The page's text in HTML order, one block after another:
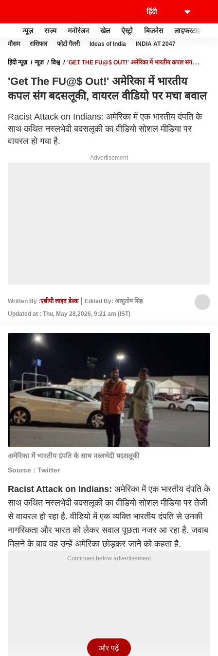
न्यूज़ राज्य मनोरंजन खेल ऐस्ट्रो बिजनेस लाइफस्टाइल
मौसम राशिफल फोटो गैलरी Ideas of India INDIA AT 2047
हिंदी न्यूज़ न्यूज़ विश्व
'GET THE FU@$ OUT!' अमेरिका में भारतीय कपल संग
'Get The FU@$ Out!' अमेरिका में भारतीय
कपल संग बदसलूकी, वायरल वीडियो पर मचा बवाल
Racist Attack on Indians: अमेरिका में एक भारतीय दंपति के
साथ कथित नस्लभेदी बदसलूकी का वीडियो सोशल मीडिया पर
वायरल हो गया है.
Advertisement
Written By :एबीपी लाइव डेस्क
Edited By: आशुतोष सिंह
Updated at : Thu, May 28,2026, 9:21 am (IST)
अमेरिका में भारतीय दंपति के साथ नस्लभेदी बदसलूकी
Source : Twitter
Racist Attack on Indians: अमेरिका में एक भारतीय दंपति के
साथ कथित नस्लभेदी बदसलूकी का वीडियो सोशल मीडिया पर तेजी
से वायरल हो रहा है. वीडियो में एक व्यक्ति भारतीय दंपति से उनकी
नागरिकता और भारत को लेकर सवाल पूछता नजर आ रहा है. जवाब
मिलने के बाद वह उन्हें अमेरिका छोड़कर जाने को कहता है.
Continues below advertisement
और पढ़ें